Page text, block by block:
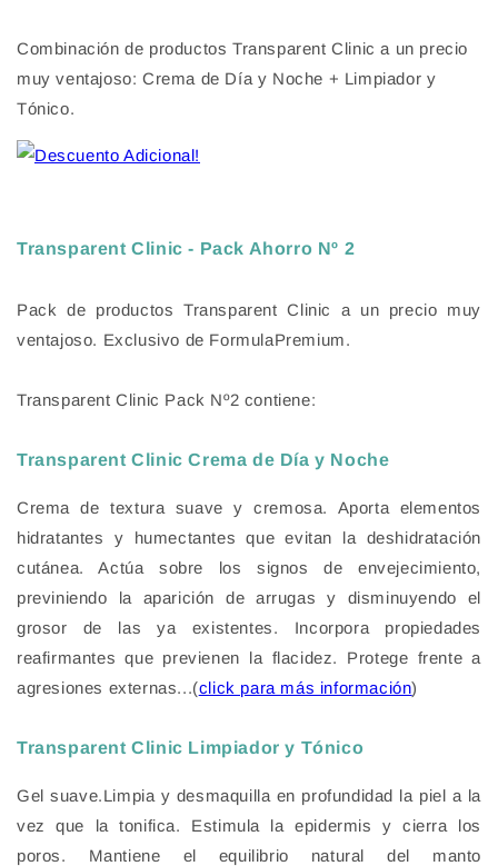
modal
Combinación de productos Transparent Clinic a un precio
muy ventajoso: Crema de Día y Noche + Limpiador y
Tónico.
Transparent Clinic - Pack Ahorro Nº 2
Pack de productos Transparent Clinic a un precio muy
ventajoso. Exclusivo de FormulaPremium.
Transparent Clinic Pack Nº2 contiene:
Transparent Clinic Crema de Día y Noche
Crema de textura suave y cremosa. Aporta elementos
hidratantes y humectantes que evitan la deshidratación
cutánea. Actúa sobre los signos de envejecimiento,
previniendo la aparición dearrugas y disminuyendo el
grosor de las ya existentes. Incorpora propiedades
reafirmantes que previenen la flacidez. Protege frente a
agresiones externas...(click para más información)
Transparent Clinic Limpiador y Tónico
Gel suave.Limpia y desmaquilla en profundidad la piel a la
vez que la tonifica. Estimula la epidermis y cierra los
poros. Mantiene el equilibrio natural del manto